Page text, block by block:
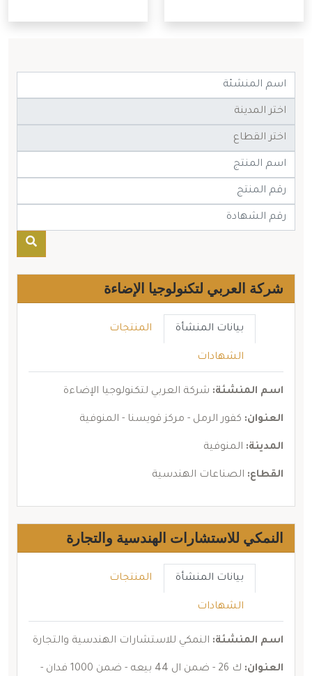
شركة العربي لتكنولوجيا الإضاءة
بيانات المنشأة المنتجات
الشهادات
اسم المنشئة: شركة العربي لتكنولوجيا الإضاءة
العنوان: كفور الرمل - مركز قويسنا - المنوفية
المدينة: المنوفية
القطاع: الصناعات الهندسية
النمكي للاستشارات الهندسية والتجارة
بيانات المنشأة المنتجات
الشهادات
اسم المنشئة: النمكي للاستشارات الهندسية والتجارة
العنوان:
ك 26 - ضمن ال 44 بيعه - ضمن 1000 فدان -